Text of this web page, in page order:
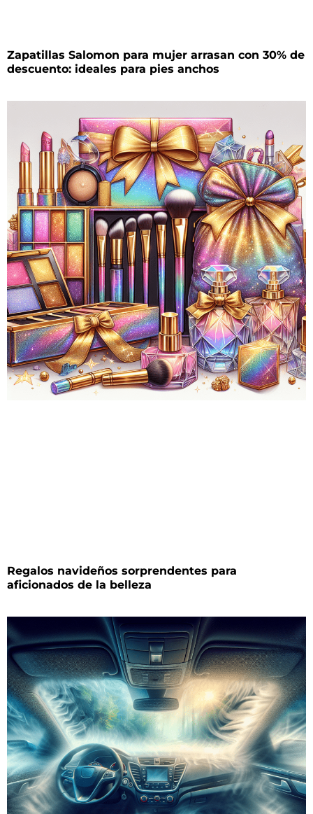
Zapatillas Salomon para mujer arrasan con 30% de
descuento: ideales para pies anchos
Regalos navideños sorprendentes para
aficionados de la belleza